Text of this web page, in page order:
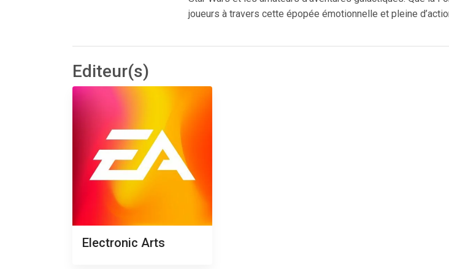
joueurs à travers cette épopée émotionnelle et pleine
Editeur(s)
Electronic Arts